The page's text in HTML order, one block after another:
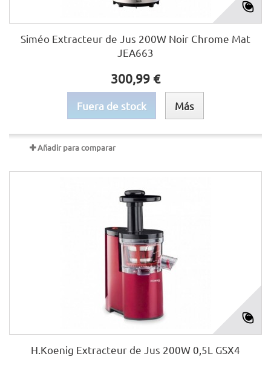
Siméo Extracteur de Jus 200W Noir Chrome Mat
JEA663
300,99 €
Fuera de stock Más
Añadir para comparar
H.Koenig Extracteur de Jus 200W 0,5L GSX4